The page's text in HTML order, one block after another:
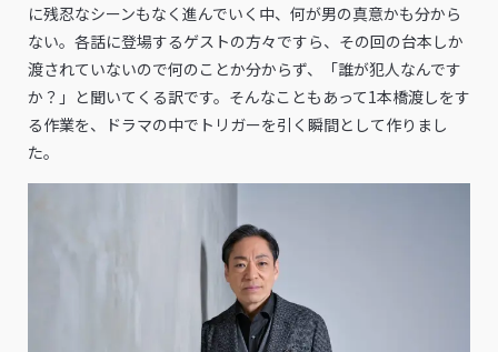
に残忍なシーンもなく進んでいく中、何が男の真意かも分から
ない。各話に登場するゲストの方々ですら、その回の台本しか
渡されていないので何のことか分からず、「誰が犯人なんです
か？」と聞いてくる訳です。そんなこともあって1本橋渡しをす
る作業を、ドラマの中でトリガーを引く瞬間として作りまし
た。